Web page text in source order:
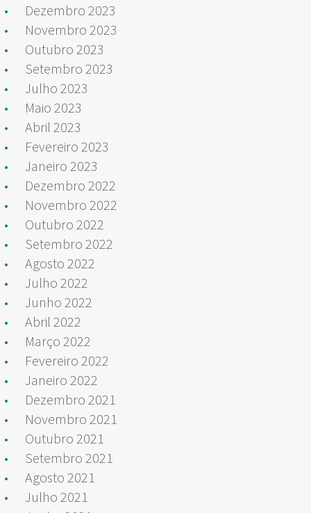
Dezembro 2023
Novembro 2023
Outubro 2023
Setembro 2023
Julho 2023
Maio 2023
Abril 2023
Fevereiro 2023
Janeiro 2023
Dezembro 2022
Novembro 2022
Outubro 2022
Setembro 2022
Agosto 2022
Julho 2022
Junho 2022
Abril 2022
Março 2022
Fevereiro 2022
Janeiro 2022
Dezembro 2021
Novembro 2021
Outubro 2021
Setembro 2021
Agosto 2021
Julho 2021